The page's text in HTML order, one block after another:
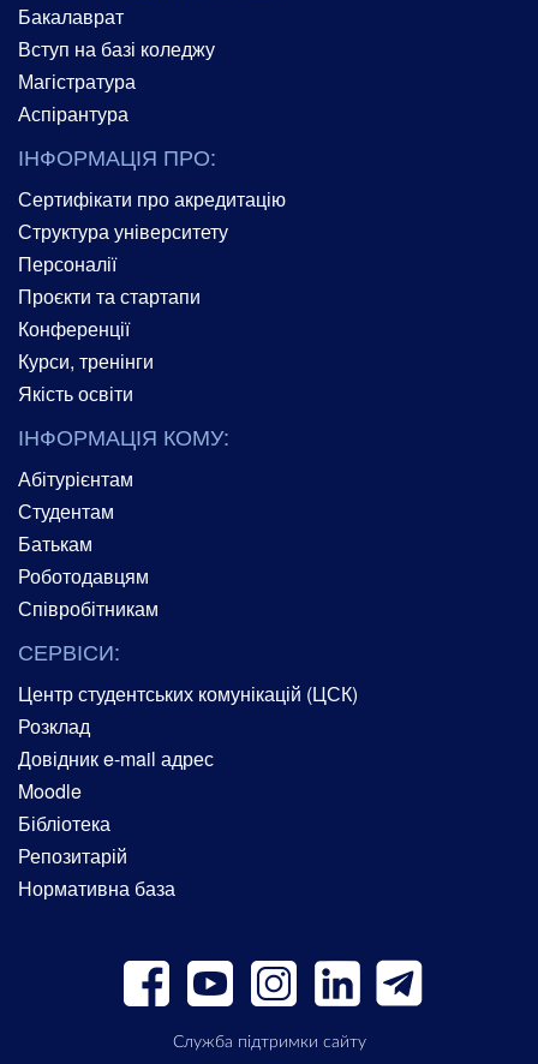
Бакалаврат
Вступ на базі коледжу
Магістратура
Аспірантура
ІНФОРМАЦІЯ ПРО:
Сертифікати про акредитацію
Структура університету
Персоналії
Проєкти та стартапи
Конференції
Курси, тренінги
Якість освіти
ІНФОРМАЦІЯ КОМУ:
Абітурієнтам
Студентам
Батькам
Роботодавцям
Співробітникам
СЕРВІСИ:
Центр студентських комунікацій (ЦСК)
Розклад
Довідник e-mail адрес
Moodle
Бібліотека
Репозитарій
Нормативна база
Служба підтримки сайту